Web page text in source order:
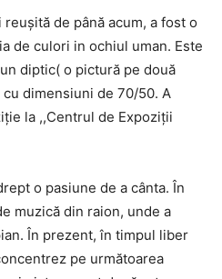
de până acum, a fost o
de culori in ochiul uman. Este
diptic( o pictură pe două
dimensiuni de 70/50. A
la ,,Centrul de Expoziții
o pasiune de a cânta. În
muzică din raion, unde a
În prezent, în timpul liber
pe următoarea